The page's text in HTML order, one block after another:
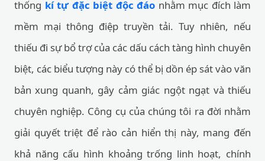
thống kí tự đặc biệt độc đáo nhằm mục đích làm
mềm mại thông điệp truyền tải. Tuy nhiên, nếu
thiếu đi sự bổ trợ của các dấu cách tàng hình chuyên
biệt, các biểu tượng này có thể bị dồn ép sát vào văn
bản xung quanh, gây cảm giác ngột ngạt và thiếu
chuyên nghiệp. Công cụ của chúng tôi ra đời nhằm
giải quyết triệt để rào cản hiển thị này, mang đến
khả năng cấu hình khoảng trống linh hoạt, chính